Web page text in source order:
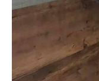
Kontakt
Åby Trav­sällskap
Intresseföreningar
Press